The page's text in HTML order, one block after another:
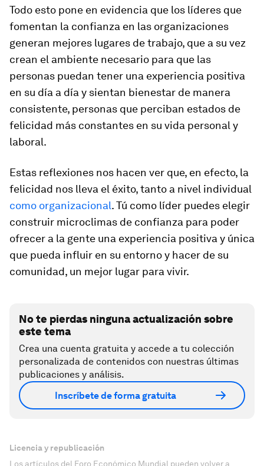
Todo esto pone en evidencia que los líderes que
fomentan la confianza en las organizaciones
generan mejores lugares de trabajo, que a su vez
crean el ambiente necesario para que las
personas puedan tener una experiencia positiva
en su día a día y sientan bienestar de manera
consistente, personas que perciban estados de
felicidad más constantes en su vida personal y
laboral.
Estas reflexiones nos hacen ver que, en efecto, la
felicidad nos lleva el éxito, tanto a nivel individual
como organizacional. Tú como líder puedes elegir
construir microclimas de confianza para poder
ofrecer a la gente una experiencia positiva y única
que pueda influir en su entorno y hacer de su
comunidad, un mejor lugar para vivir.
No te pierdas ninguna actualización sobre
este tema
Crea una cuenta gratuita y accede a tu colección
personalizada de contenidos con nuestras últimas
publicaciones y análisis.
Inscríbete de forma gratuita
Licencia y republicación
Los artículos del Foro Económico Mundial pueden volver a